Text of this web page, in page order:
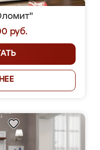
руб.